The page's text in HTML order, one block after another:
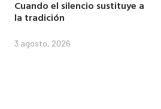
Cuando el silencio sustituye a
la tradición
3 agosto, 2026